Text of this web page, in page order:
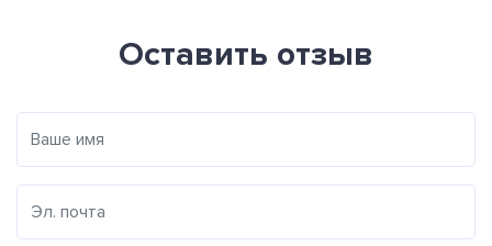
Оставить отзыв